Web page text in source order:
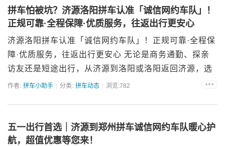
拼车怕被坑？济源洛阳拼车认准「诚信网约车队」！
正规可靠·全程保障·优质服务，往返出行更安心
济源洛阳拼车认准「诚信网约车队」！正规可靠·全程保
障·优质服务，往返出行更安心 无论是商务通勤、探亲
访友还是短途出行，从济源到洛阳或洛阳返回济源，选
择高效、安全的交通方式至关重要。「诚信网约车队」
作者: 拼车小助手 分类: 拼车动态 浏览:782
五一出行首选｜济源到郑州拼车诚信网约车队暖心护
航，超值优惠等您来！